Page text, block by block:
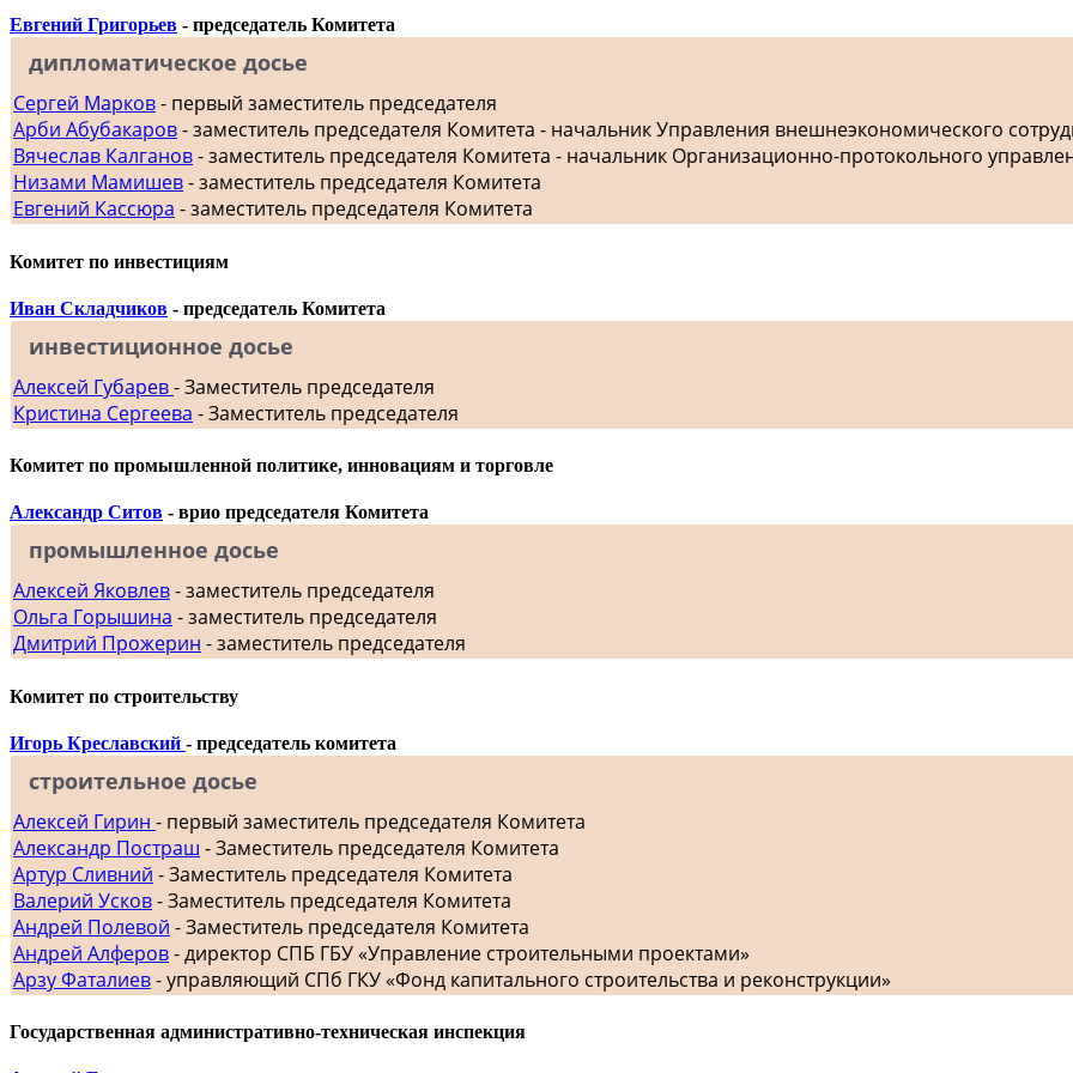
Евгений Григорьев - председатель Комитета
дипломатическое досье
Сергей Марков- первый заместитель председателя
Арби Абубакаров- заместитель председателя Комитета - начальник Управления внешнеэкономического
Вячеслав Калганов- заместитель председателя Комитета - начальник Организационно-протокольного
Низами Мамишев- заместитель председателя Комитета
Евгений Кассюра - заместитель председателя Комитета
Комитет по инвестициям
Иван Складчиков - председатель Комитета
инвестиционное досье
Алексей Губарев- Заместитель председателя
Кристина Сергеева - Заместитель председателя
Комитет по промышленной политике, инновациям и торговле
Александр Ситов - врио председателя Комитета
промышленное досье
Алексей Яковлев- заместитель председателя
Ольга Горышина - заместитель председателя
Дмитрий Прожерин - заместитель председателя
Комитет по строительству
Игорь Креславский - председатель комитета
строительное досье
Алексей Гирин - первый заместитель председателя Комитета
Александр Постраш - Заместитель председателя Комитета
Артур Сливний - Заместитель председателя Комитета
Валерий Усков- Заместитель председателя Комитета
Андрей Полевой - Заместитель председателя Комитета
Андрей Алферов- директор СПБ ГБУ «Управление строительными проектами»
Арзу Фаталиев- управляющий СПб ГКУ «Фонд капитального строительства и реконструкции»
Государственная административно-техническая инспекция